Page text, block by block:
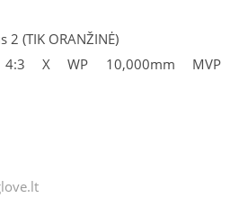
2 (TIK ORANŽINĖ)
X WP 10,000mm MVP